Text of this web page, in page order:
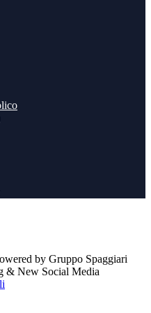
by Gruppo Spaggiari
& New Social Media